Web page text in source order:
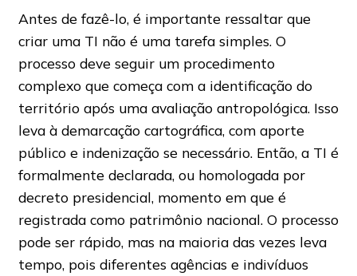
Antes de fazê-lo, é importante ressaltar que
criar uma TI não é uma tarefa simples. O
processo deve seguir um procedimento
complexo que começa com a identificação do
território após uma avaliação antropológica. Isso
leva à demarcação cartográfica, com aporte
público e indenização se necessário. Então, a TI é
formalmente declarada, ou homologada por
decreto presidencial, momento em que é
registrada como patrimônio nacional. O processo
pode ser rápido, mas na maioria das vezes leva
tempo, pois diferentes agências e indivíduos